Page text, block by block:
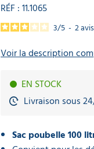
RÉF :11.1065
3/5 - 2avis
Voir la description
EN STOCK
Livraison sous
Sac poubelle 100